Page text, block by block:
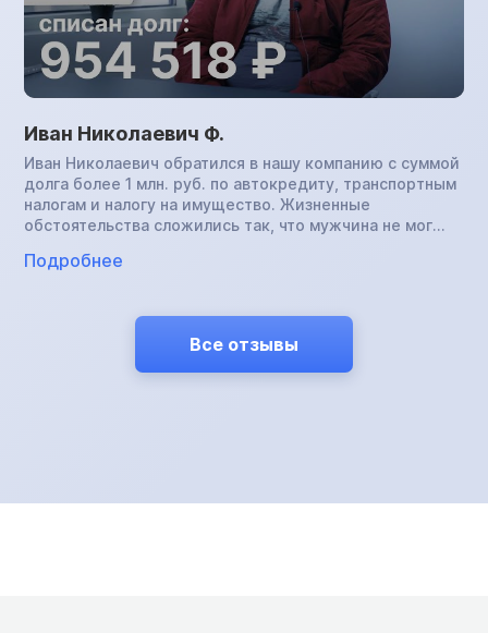
Иван Николаевич Ф.
Иван Николаевич обратился в нашу компанию с суммой
долга более 1 млн. руб. по автокредиту, транспортным
налогам и налогу на имущество. Жизненные
обстоятельства сложились так, что мужчина не мог
машину в счет погашения задолженности, но получил
ФССП, однако сделать это тоже не удалось. Знакомая
мужчины прошла процедуру банкротства в нашей
компании и он решил последовать ее примеру.
Подробнее
Все отзывы